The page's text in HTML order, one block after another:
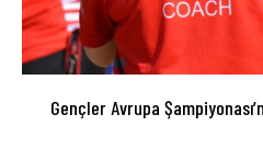
Gençler Avrupa